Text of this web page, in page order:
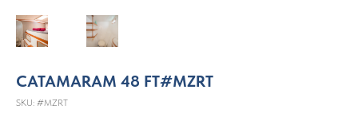
CATAMARAM 48 FT#MZRT
SKU: #MZRT